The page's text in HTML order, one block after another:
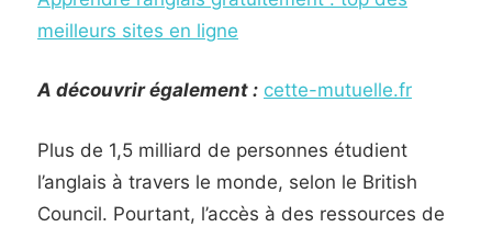
meilleurs sites en ligne
A découvrir également : cette-mutuelle.fr
Plus de 1,5 milliard de personnes étudient
l’anglais à travers le monde, selon le British
Council. Pourtant, l’accès à des ressources de